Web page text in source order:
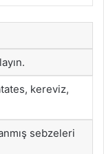
kereviz,
sebzeleri